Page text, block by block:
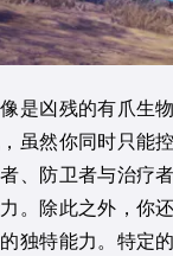
是凶残的有爪生
虽然你同时只能
、防卫者与治疗
。除此之外，你
独特能力。特定